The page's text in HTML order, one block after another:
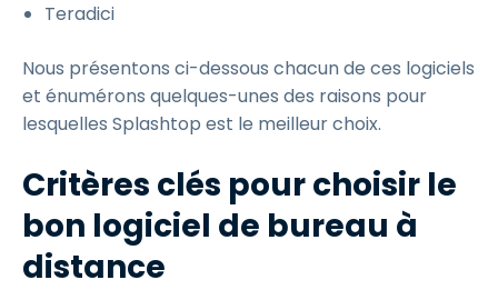
Teradici
Nous présentons ci-dessous chacun de ces logiciels
et énumérons quelques-unes des raisons pour
lesquelles Splashtop est le meilleur choix.
Critères clés pour choisir le
bon logiciel de bureau à
distance